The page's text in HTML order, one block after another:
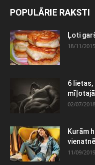
POPULĀRIE RAKSTI
Ļoti
18/11/2015
6
02/07/2018
Kurām
11/09/2019